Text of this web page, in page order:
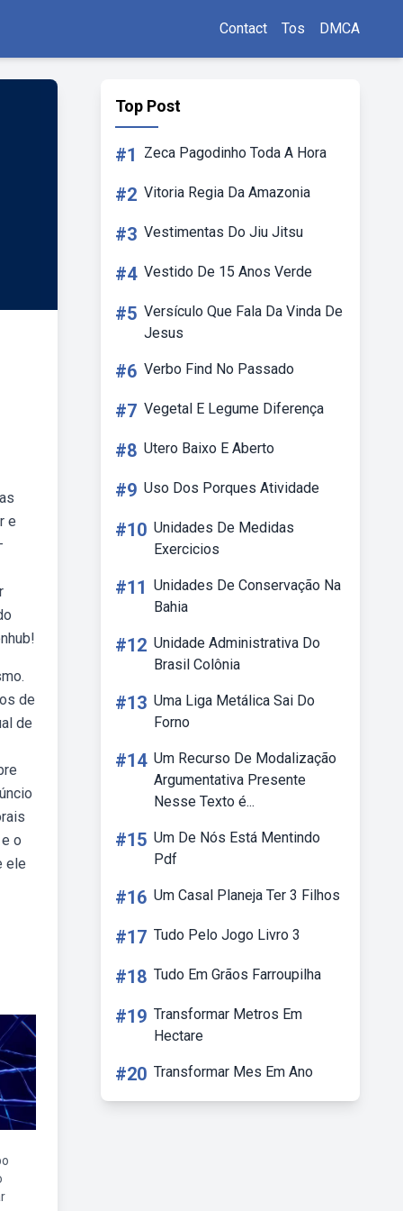
Contact Tos DMCA
e
de
de
o
ele
Top Post
#1 Zeca Pagodinho Toda A Hora
#2 Vitoria Regia Da Amazonia
#3 Vestimentas Do Jiu Jitsu
#4 Vestido De 15 Anos Verde
#5 Versículo Que Fala Da Vinda De
Jesus
#6 Verbo Find No Passado
#7 Vegetal E Legume Diferença
#8 Utero Baixo E Aberto
#9 Uso Dos Porques Atividade
#10 Unidades De Medidas
Exercicios
#11 Unidades De Conservação Na
Bahia
#12 Unidade Administrativa Do
Brasil Colônia
#13 Uma Liga Metálica Sai Do
Forno
#14 Um Recurso De Modalização
Argumentativa Presente
Nesse Texto é...
#15 Um De Nós Está Mentindo
Pdf
#16 Um Casal Planeja Ter 3 Filhos
#17 Tudo Pelo Jogo Livro 3
#18 Tudo Em Grãos Farroupilha
#19 Transformar Metros Em
Hectare
#20 Transformar Mes Em Ano